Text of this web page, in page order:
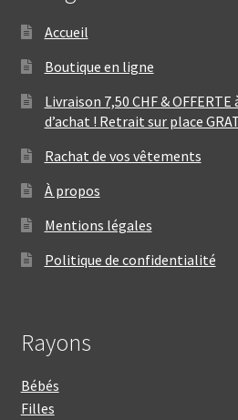
Accueil
Boutique en ligne
Livraison 7,50 CHF &
d’achat ! Retrait sur place
Rachat de vos vêtements
À propos
Mentions légales
Politique de confidentialité
Rayons
Bébés
Filles